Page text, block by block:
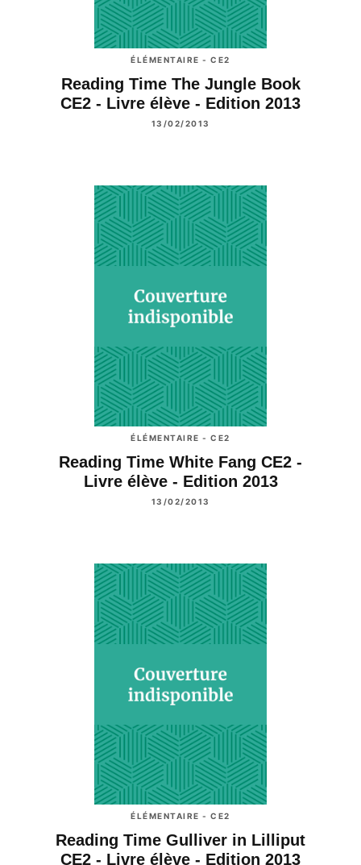
ÉLÉMENTAIRE - CE2
Reading Time The Jungle Book
CE2 - Livre élève - Edition 2013
13/02/2013
ÉLÉMENTAIRE - CE2
Reading Time White Fang CE2 -
Livre élève - Edition 2013
13/02/2013
ÉLÉMENTAIRE - CE2
Reading Time Gulliver in Lilliput
CE2 - Livre élève - Edition 2013